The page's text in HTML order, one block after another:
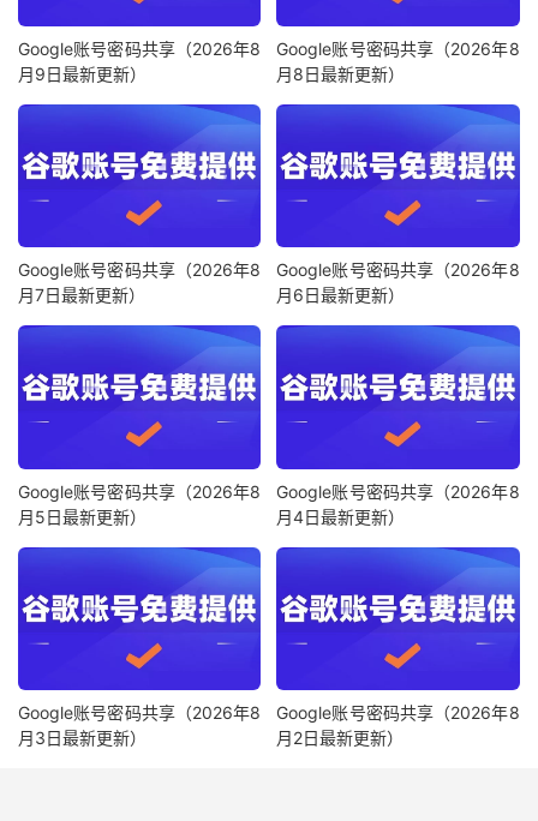
Google账号密码共享（2026年8
月9日最新更新）
Google账号密码共享（2026年8
月8日最新更新）
Google账号密码共享（2026年8
月7日最新更新）
Google账号密码共享（2026年8
月6日最新更新）
Google账号密码共享（2026年8
月5日最新更新）
Google账号密码共享（2026年8
月4日最新更新）
Google账号密码共享（2026年8
月3日最新更新）
Google账号密码共享（2026年8
月2日最新更新）